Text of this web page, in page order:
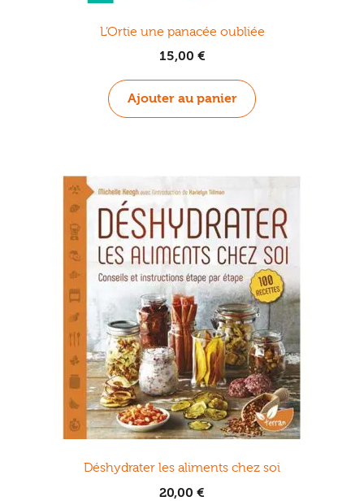
L’Ortie une panacée oubliée
15,00 €
Ajouter au panier
Déshydrater les aliments chez soi
20,00 €